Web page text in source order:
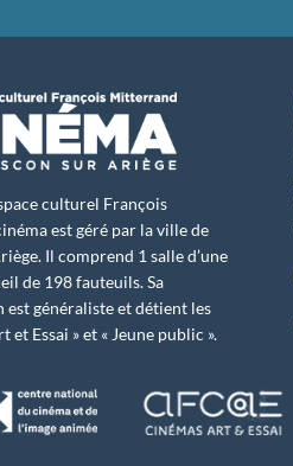
culturel François
est géré par la ville de
Il comprend 1 salle d’une
de 198 fauteuils. Sa
généraliste et détient les
et Essai » et « Jeune public ».